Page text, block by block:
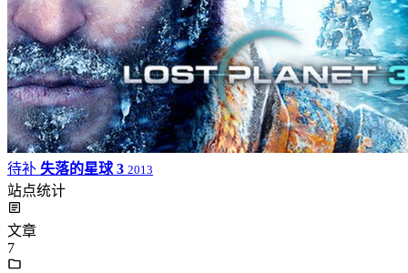
待补 失落的星球 3 2013
站点统计
文章
7